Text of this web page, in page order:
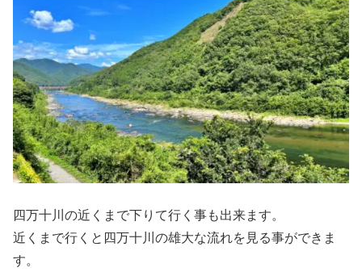
四万十川の近くまで下りて行く事も出来ます。
近くまで行くと四万十川の雄大な流れを見る事ができま
す。